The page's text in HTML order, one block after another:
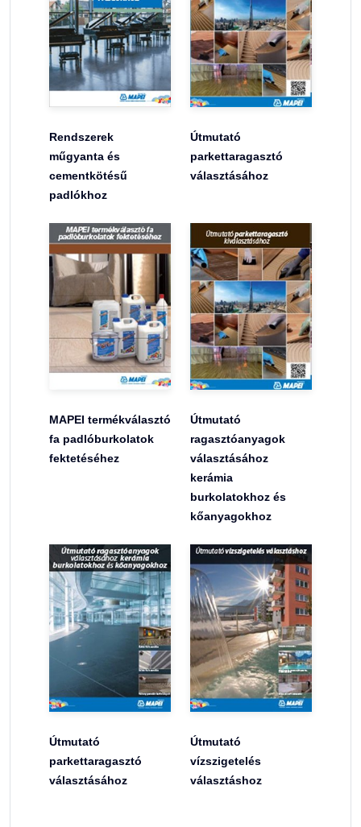
Rendszerek
műgyanta és
cementkötésű
padlókhoz
Útmutató
parkettaragasztó
választásához
MAPEI termékválasztó
fa padlóburkolatok
fektetéséhez
Útmutató
ragasztóanyagok
választásához
kerámia
burkolatokhoz és
kőanyagokhoz
Útmutató
parkettaragasztó
választásához
Útmutató
vízszigetelés
választáshoz